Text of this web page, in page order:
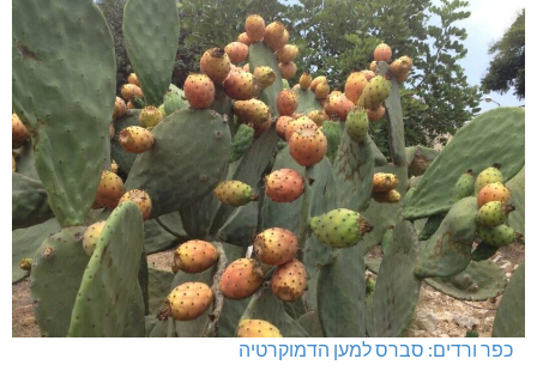
כפר ורדים: סברס למען הדמוקרטיה